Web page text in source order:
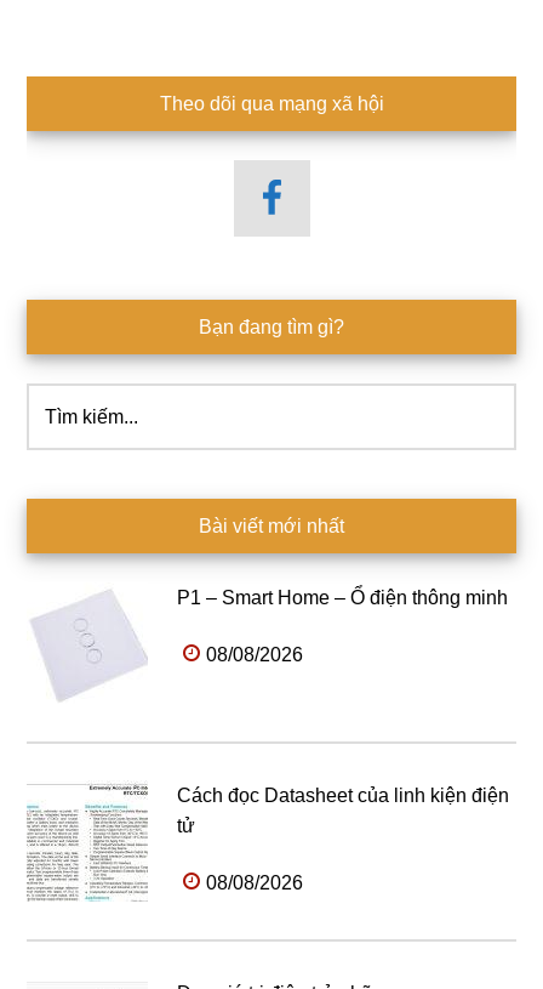
Theo dõi qua mạng xã hội
Bạn đang tìm gì?
kiếm...
Bài viết mới nhất
P1 – Smart Home – Ổ điện thông minh
08/08/2026
Cách đọc Datasheet của linh kiện điện
tử
08/08/2026